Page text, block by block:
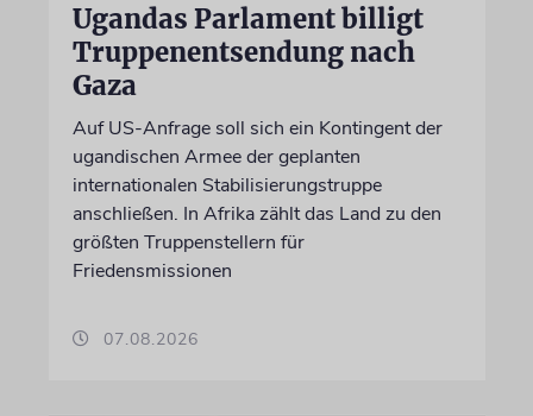
Ugandas Parlament billigt
Truppenentsendung nach
Gaza
Auf US-Anfrage soll sich ein Kontingent der
ugandischen Armee der geplanten
internationalen Stabilisierungstruppe
anschließen. In Afrika zählt das Land zu den
größten Truppenstellern für
Friedensmissionen
07.08.2026